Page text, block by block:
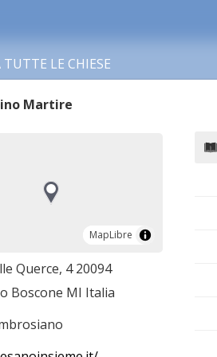
LE CHIESE
Martire
MapLibre
MapLibre
Querce, 4 20094
Boscone MI Italia